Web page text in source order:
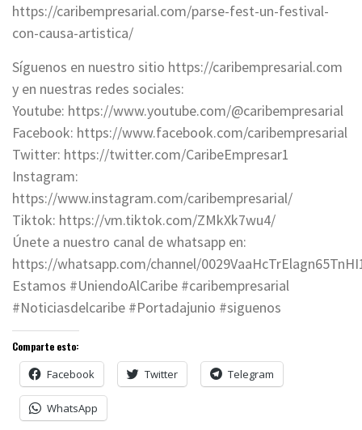
https://caribempresarial.com/parse-fest-un-festival-
con-causa-artistica/
Síguenos en nuestro sitio https://caribempresarial.com
y en nuestras redes sociales:
Youtube: https://www.youtube.com/@caribempresarial
Facebook: https://www.facebook.com/caribempresarial
Twitter: https://twitter.com/CaribeEmpresar1
Instagram:
https://www.instagram.com/caribempresarial/
Tiktok: https://vm.tiktok.com/ZMkXk7wu4/
Únete a nuestro canal de whatsapp en:
https://whatsapp.com/channel/
Estamos #UniendoAlCaribe #caribempresarial
#Noticiasdelcaribe #Portadajunio #siguenos
Comparte esto:
Facebook Twitter Telegram
WhatsApp